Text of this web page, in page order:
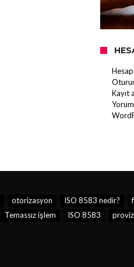
Kayıt
Yorum
otorizasyon ISO 8583 nedir?
Temassız işlem ISO 8583